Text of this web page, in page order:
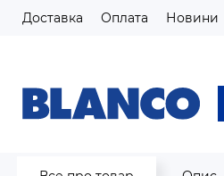
Доставка Оплата Новини